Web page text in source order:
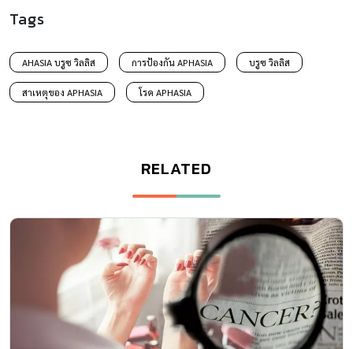
Tags
AHASIA บรูซ วิลลิส การป้องกัน APHASIA บรูซ วิลลิส
สาเหตุของ APHASIA โรค APHASIA
RELATED